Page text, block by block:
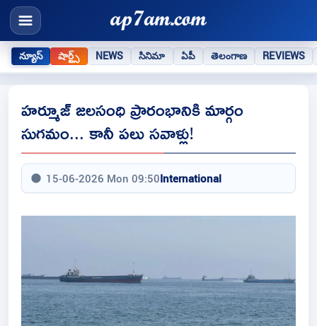
న్యూస్ షార్ట్స్ NEWS సినిమా ఏపీ తెలంగాణ REVIEWS
హ‌ర్మూజ్ జలసంధి ప్రారంభానికి మార్గం
సుగమం... కానీ పలు సవాళ్లు!
15-06-2026 Mon 09:50International